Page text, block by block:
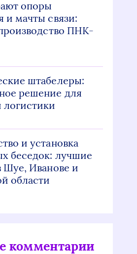
опоры
и мачты связи:
ПНК-
штабелеры:
решение для
логистики
и установка
беседок: лучшие
Шуе, Иванове и
области
комментарии